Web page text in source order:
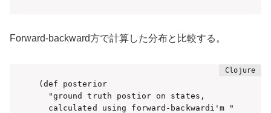
Forward-backward方で計算した分布と比較する。
(def posterior
  "ground truth postior on states,
  calculated using forward-backwardi'm "